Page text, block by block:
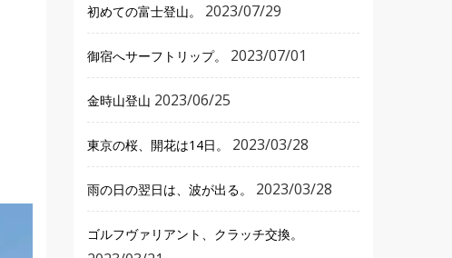
初めての富士登山。 2023/07/29
御宿へサーフトリップ。 2023/07/01
金時山登山 2023/06/25
東京の桜、開花は14日。 2023/03/28
雨の日の翌日は、波が出る。 2023/03/28
ゴルフヴァリアント、クラッチ交換。